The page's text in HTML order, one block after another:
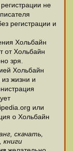
не
регистрации и
Хольбайн
от Хольбайн
зря.
Хольбайн
жизни и
или
о Хольбайн
скачать,
книги